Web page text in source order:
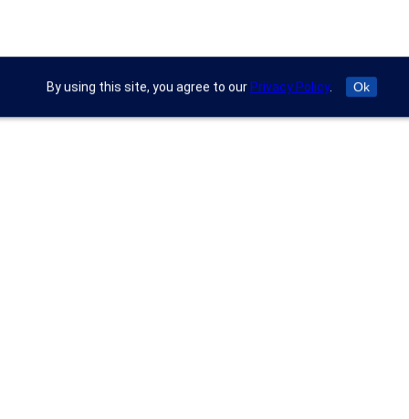
By using this site, you agree to our Privacy Policy. Ok